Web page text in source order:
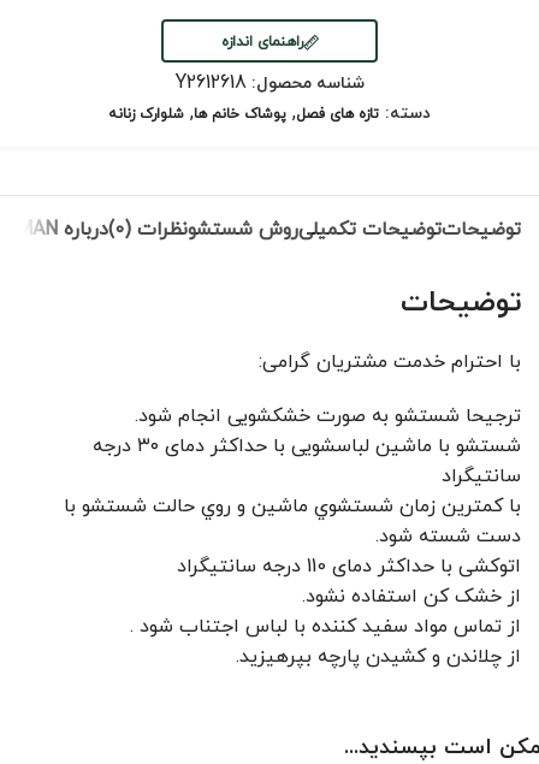
راهنمای اندازه
شناسه محصول:Y2612618
دسته: تازه های فصل, پوشاک خانم ها, شلوارک زنانه
توضیحاتتوضیحات تکمیلیروش شستشونظرات (0) درباره ROMAN
توضیحات
با احترام خدمت مشتریان گرامی:
ترجیحا شستشو به صورت خشکشویی انجام شود.
شستشو با ماشین لباسشویی با حداکثر دمای ۳۰ درجه
سانتیگراد
با کمترين زمان شستشوي ماشين و روي حالت شستشو با
دست شسته شود.
اتوکشی با حداکثر دمای 110 درجه سانتیگراد
از خشک کن استفاده نشود.
از تماس مواد سفید کننده با لباس اجتناب شود .
از چلاندن و کشيدن پارچه بپرهيزيد.
است بپسندید...